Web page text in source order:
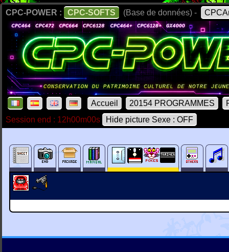
CPC-POWER : CPC-SOFTS (Base de données) -
Accueil 20154 PROGRAMMES
Session end : 12h00m00s
Hide picture Sexe : OFF